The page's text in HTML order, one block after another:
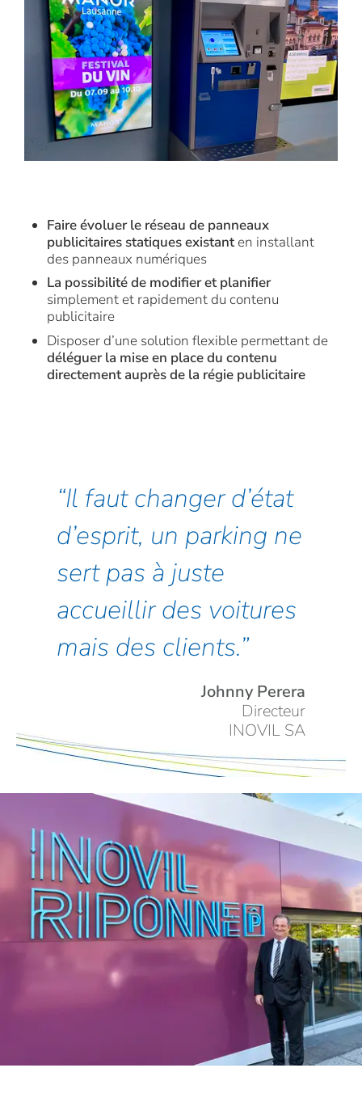
Faire évoluer le réseau de panneaux
publicitaires statiques existanten installant
des panneaux numériques
La possibilité de modifier et planifier
simplement et rapidement du contenu
publicitaire
Disposer d’une solution flexible permettant de
déléguer la mise en place du contenu
directement auprès de la régie publicitaire
Il faut changer d’état
d’esprit, un parking ne
sert pas à juste
accueillir des voitures
mais des clients.
Johnny Perera
Directeur
INOVIL SA